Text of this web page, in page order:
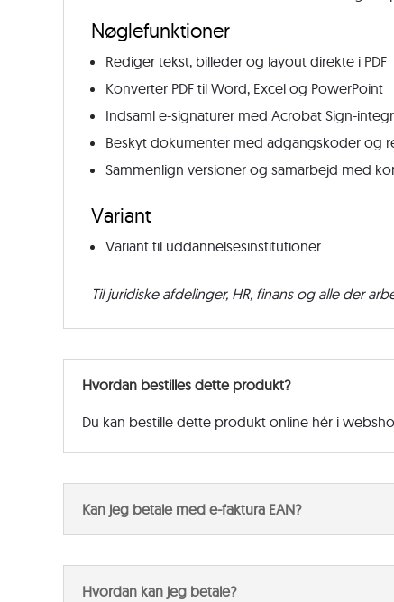
Nøglefunktioner
Rediger tekst, billeder og layout direkte i PDF
Konverter PDF til Word, Excel og PowerPoint
Indsaml e-signaturer med Acrobat Sign-
Beskyt dokumenter med adgangskoder og
Sammenlign versioner og samarbejd med
Variant
Variant til uddannelsesinstitutioner.
Til juridiske afdelinger, HR, finans og alle der
Hvordan bestilles dette produkt?
Du kan bestille dette produkt online hér i
Kan jeg betale med e-faktura EAN?
Hvordan kan jeg betale?